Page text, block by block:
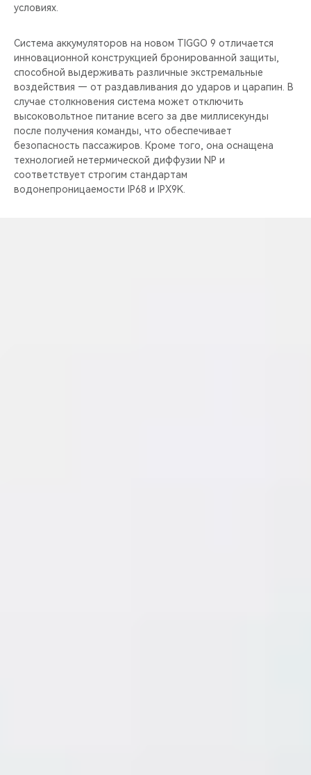
условиях.
Система аккумуляторов на новом TIGGO 9 отличается
инновационной конструкцией бронированной защиты,
способной выдерживать различные экстремальные
воздействия — от раздавливания до ударов и царапин. В
случае столкновения система может отключить
высоковольтное питание всего за две миллисекунды
после получения команды, что обеспечивает
безопасность пассажиров. Кроме того, она оснащена
технологией нетермической диффузии NP и
соответствует строгим стандартам
водонепроницаемости IP68 и IPX9K.